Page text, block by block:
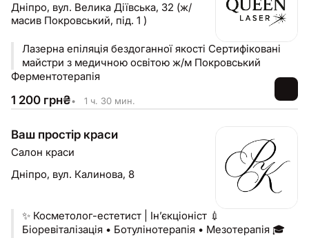
Дніпро, вул. Велика Діївська, 32 (ж/
масив Покровський, під. 1 )
Лазерна епіляція бездоганної якості Сертифіковані
майстри з медичною освітою ж/м Покровський
Ферментотерапія
1 200 грн₴• 1 ч. 30 мин.
Ваш простір краси
Салон краси
Дніпро, вул. Калинова, 8
✨ Косметолог-естетист | Ін’єкціоніст 💉
Біоревіталізація • Ботулінотерапія • Мезотерапія 🎓